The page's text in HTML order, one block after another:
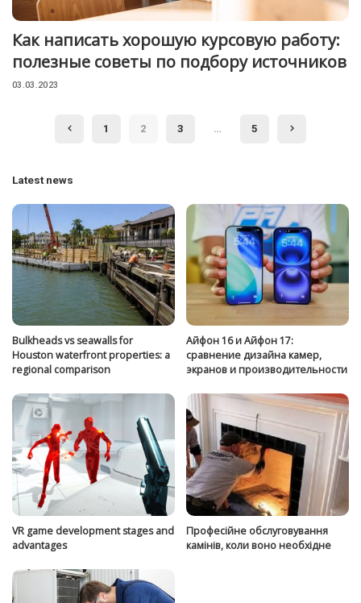
Как написать хорошую курсовую работу:
полезные советы по подбору источников
03.03.2023
1 2 3 … 5
Latest news
Bulkheads vs seawalls for
Houston waterfront properties: a
regional comparison
Айфон 16 и Айфон 17:
сравнение дизайна камер,
экранов и производительности
VR game development stages and
advantages
Професійне обслуговування
камінів, коли воно необхідне